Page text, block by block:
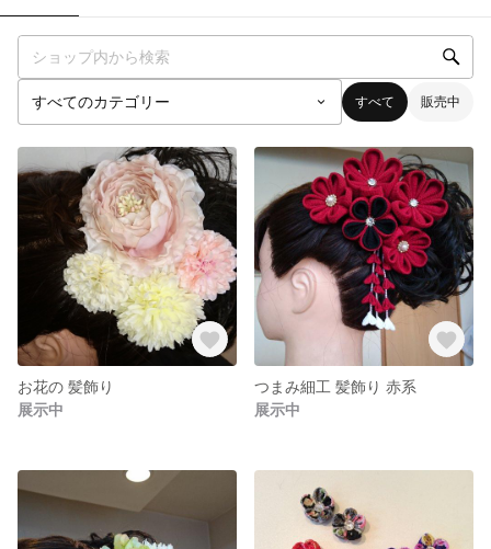
すべて 販売中
お花の 髪飾り
展示中
つまみ細工 髪飾り 赤系
展示中